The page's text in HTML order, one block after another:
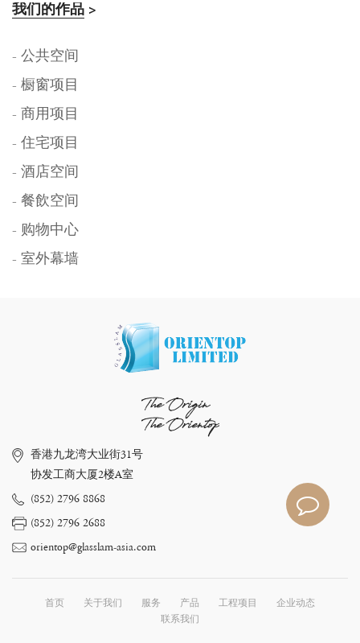
我们的作品 >
- 公共空间
- 橱窗项目
- 商用项目
- 住宅项目
- 酒店空间
- 餐飲空间
- 购物中心
- 室外幕墙
The Origin
The Orientop
香港九龙湾大业街31号
协发工商大厦2楼A室
(852) 2796 8868
(852) 2796 2688
orientop@glasslam-asia.com
首页 关于我们 服务 产品 工程项目
企业动态
联系我们